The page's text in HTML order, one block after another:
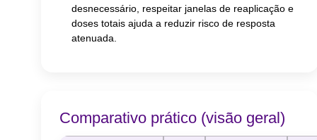
desnecessário, respeitar janelas de reaplicação e
doses totais ajuda a reduzir risco de resposta
atenuada.
Comparativo prático (visão geral)